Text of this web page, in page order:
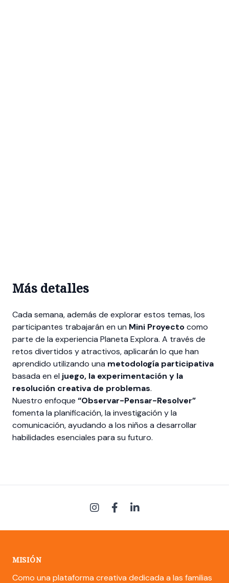
Más detalles
Cada semana, además de explorar estos temas, los
participantes trabajarán en un Mini Proyectocomo
parte de la experiencia Planeta Explora. A través de
retos divertidos y atractivos, aplicarán lo que han
aprendido utilizando una metodología participativa
basada en el juego, la experimentación y la
resolución creativa de problemas.
Nuestro enfoque “Observar-Pensar-Resolver”
fomenta la planificación, la investigación y la
comunicación, ayudando a los niños a desarrollar
habilidades esenciales para su futuro.
MISIÓN
Como una plataforma creativa dedicada a las familias